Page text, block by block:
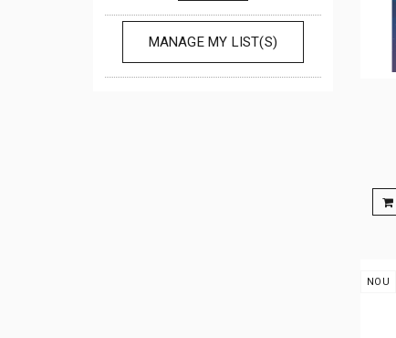
MANAGE MY LIST(S)
NOU